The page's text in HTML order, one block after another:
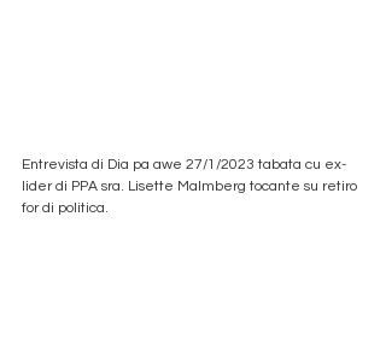
Entrevista di Dia pa awe 27/1/2023 tabata cu ex-
lider di PPA sra. Lisette Malmberg tocante su retiro
for di politica.